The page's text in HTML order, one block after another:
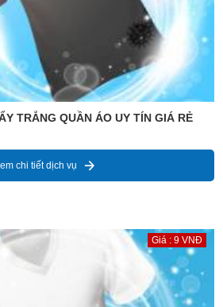
TRẮNG QUẦN ÁO UY TÍN GIÁ RẺ
chi tiết dịch vụ
Giá : 9 VNĐ